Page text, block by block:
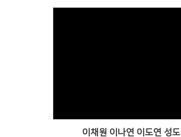
이채원 이나연 이도연 성도